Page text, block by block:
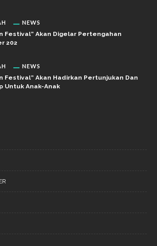
NEWS
Festival” Akan Digelar Pertengahan
202
NEWS
Festival” Akan Hadirkan Pertunjukan Dan
Untuk Anak-Anak